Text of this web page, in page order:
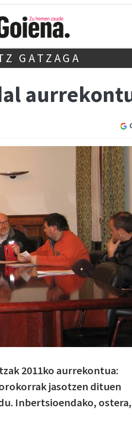
GATZAGA
2011ko aurrekontua:
jasotzen dituen
Inbertsioendako, ostera,